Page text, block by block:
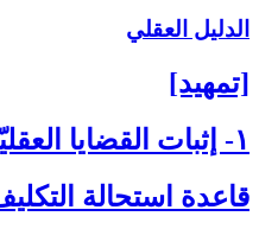
الدليل العقلي
[تمهيد]
۱- إثبات القضايا العقليّة
قاعدة استحالة